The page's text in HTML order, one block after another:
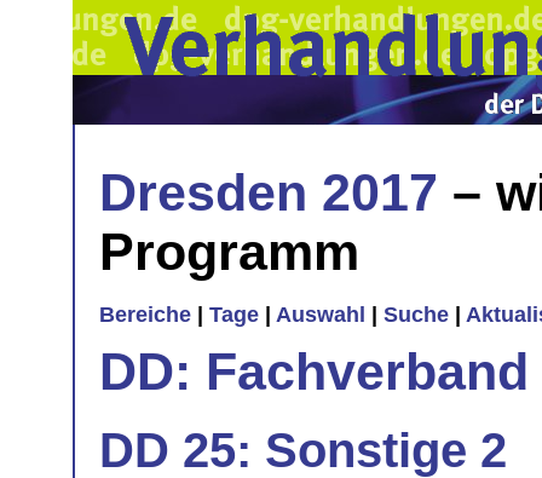
Dresden 2017 –
Programm
Bereiche Tage Auswahl Suche
DD:
DD 25: Sonstige 2